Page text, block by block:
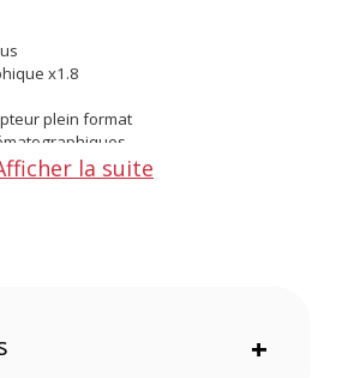
x1.8
plein format
la suite
+